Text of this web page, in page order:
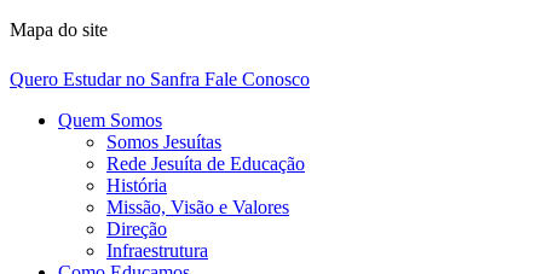
Mapa do site
Quero Estudar no Sanfra Fale Conosco
Quem Somos
Somos Jesuítas
Rede Jesuíta de Educação
História
Missão, Visão e Valores
Direção
Infraestrutura